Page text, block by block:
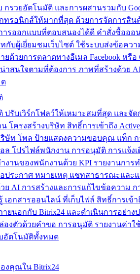
รวยอัตโนมัติ และการผสานรวมกับ
รอนิกส์ให้มากที่สุด ด้วยการจัดการสิน
ารออกแบบที่ตอบสนองได้ดี คำสั่งซื้อออ
ทกับผู้เยี่ยมชมเว็บไซต์ ใช้ระบบส่งข้อค
ยด้วยการตลาดทางอีเมล Facebook หรื
าสนใจตามที่ต้องการ ภาพที่สร้างด้วย
ปรับเวิร์กโฟลว์ให้เหมาะสมที่สุด และจั
โครงสร้างบริษัท สิทธิ์การเข้าถึง Active
ษัท โพล ป้ายแสดงความขอบคุณ แท็ก ก
ล โปรไฟล์พนักงาน การอนุมัติ การแจ้งเ
งานของพนักงานด้วย KPI รายงานกา
ประกาศ หมายเหตุ แชทสาธารณะและ
วย AI การสร้างและการแก้ไขข้อความ
อกสารออนไลน์ ที่เก็บไฟล์ สิทธิ์การเข้า
ายนอกกับ Bitrix24 และดำเนินการอย่
งตัวด้วยคำขอ การอนุมัติ รายงานค่าใ
อัตโนมัติทั้งหมด
งคุณใน Bitrix24